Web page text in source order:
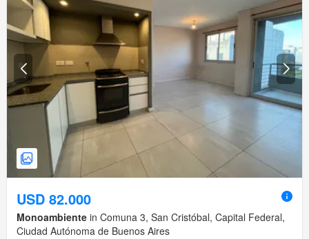
USD 82.000
Monoambiente in Comuna 3, San Cristóbal, Capital Federal,
Ciudad Autónoma de Buenos Aires